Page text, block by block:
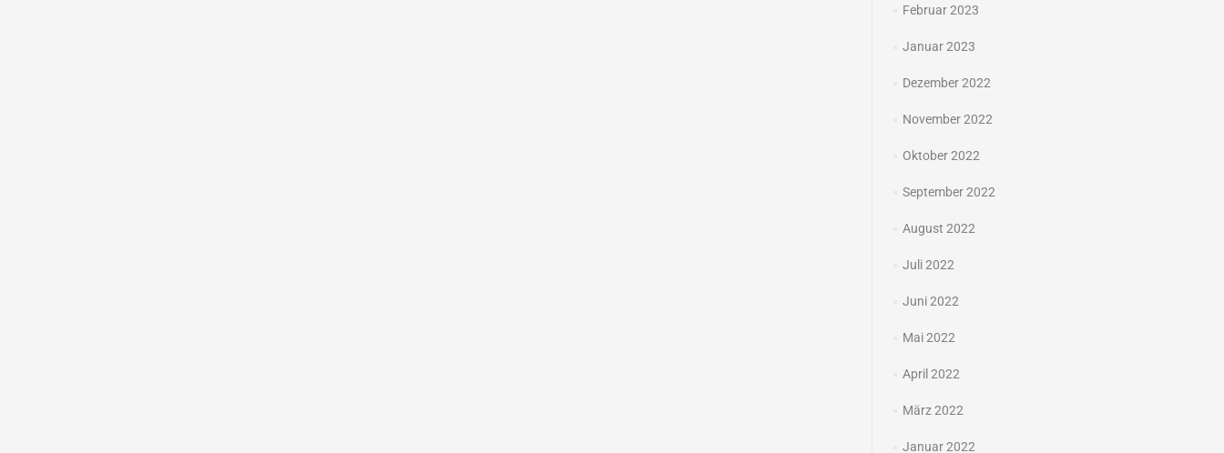
Februar 2023
Januar 2023
Dezember 2022
November 2022
Oktober 2022
September 2022
August 2022
Juli 2022
Juni 2022
Mai 2022
April 2022
März 2022
Januar 2022